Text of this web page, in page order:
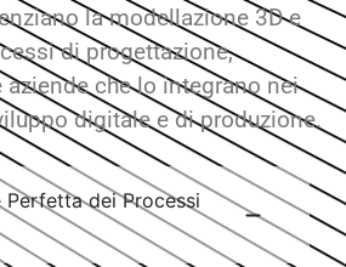
la modellazione 3D e
di progettazione,
che lo integrano nei
digitale e di produzione.
Perfetta dei Processi